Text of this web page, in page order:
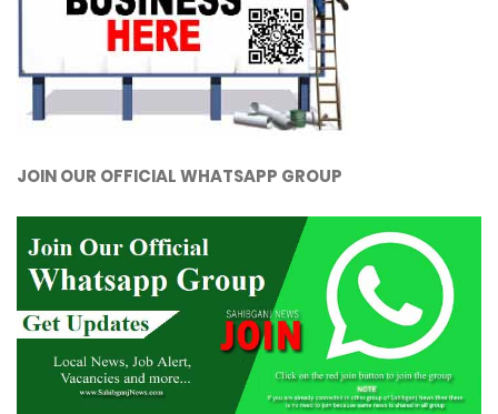
JOIN OUR OFFICIAL WHATSAPP GROUP